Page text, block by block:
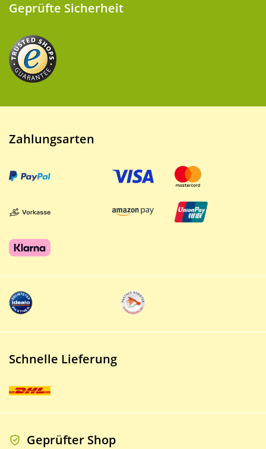
Geprüfte Sicherheit
Zahlungsarten
Schnelle Lieferung
Geprüfter Shop